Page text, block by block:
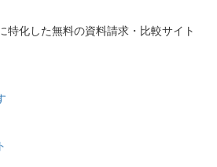
特化した無料の資料請求・比較サイト